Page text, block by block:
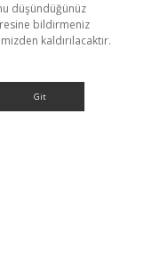
düşündüğünüz
bildirmeniz
kaldırılacaktır.